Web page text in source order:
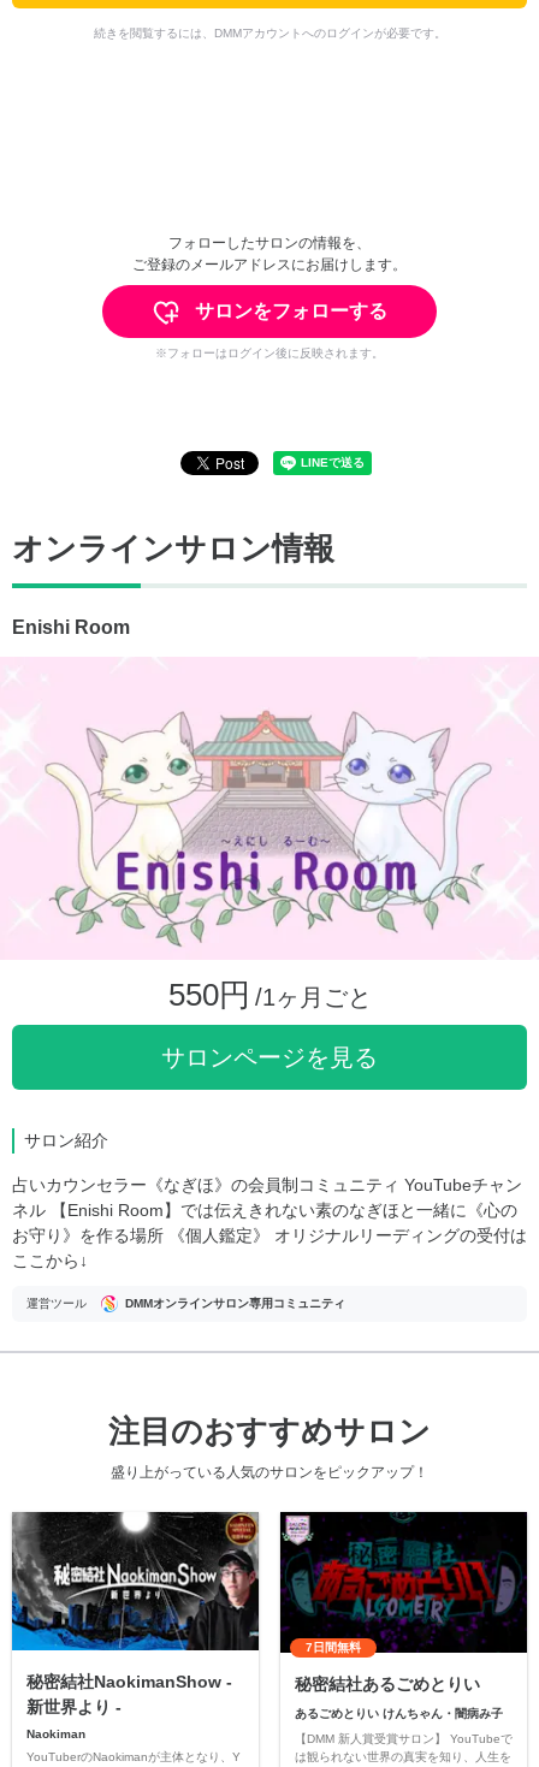
続きを閲覧するには、DMMアカウントへのログインが必要です。
フォローしたサロンの情報を、
ご登録のメールアドレスにお届けします。
サロンをフォローする
※フォローはログイン後に反映されます。
オンラインサロン情報
Enishi Room
550円 /1ヶ月ごと
サロンページを見る
サロン紹介
占いカウンセラー《なぎほ》の会員制コミュニティ YouTubeチャン
ネル 【Enishi Room】では伝えきれない素のなぎほと一緒に《心の
お守り》を作る場所 《個人鑑定》 オリジナルリーディングの受付は
ここから↓
運営ツール DMMオンラインサロン専用コミュニティ
注目のおすすめサロン
盛り上がっている人気のサロンをピックアップ！
秘密結社NaokimanShow -
新世界より -
Naokiman
YouTuberのNaokimanが主体となり、Y
7日間無料
秘密結社あるごめとりい
あるごめとりい けんちゃん・闇病み子
【DMM 新人賞受賞サロン】 YouTubeで
は観られない世界の真実を知り、人生を